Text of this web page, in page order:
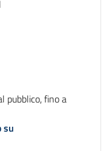
pubblico, fino a
su